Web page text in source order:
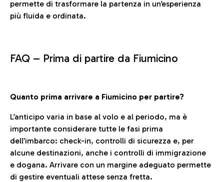
permette di trasformare la partenza in un’esperienza
più fluida e ordinata.
FAQ – Prima di partire da Fiumicino
Quanto prima arrivare a Fiumicino per partire?
L’anticipo varia in base al volo e al periodo, ma è
importante considerare tutte le fasi prima
dell’imbarco: check-in, controlli di sicurezza e, per
alcune destinazioni, anche i controlli di immigrazione
e dogana. Arrivare con un margine adeguato permette
di gestire eventuali attese senza fretta.